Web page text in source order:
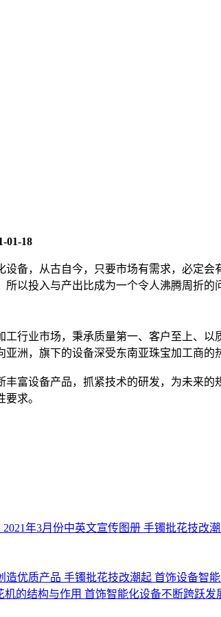
01-18
备，从古自今，只要市场有需求，必定
以投入与产出比成为一个令人沸腾周折的
行业市场，秉承质量第一、客户至上、
洲，旗下的设备深受东南亚珠宝加工商的
富设备产品，抓紧技术的研发，为未来
求。
2021年3月份中英文宣传图册 手镯批花技改
造优质产品 手镯批花技改潮起 首饰设备智
机的结构与作用 首饰智能化设备不断跨跃发